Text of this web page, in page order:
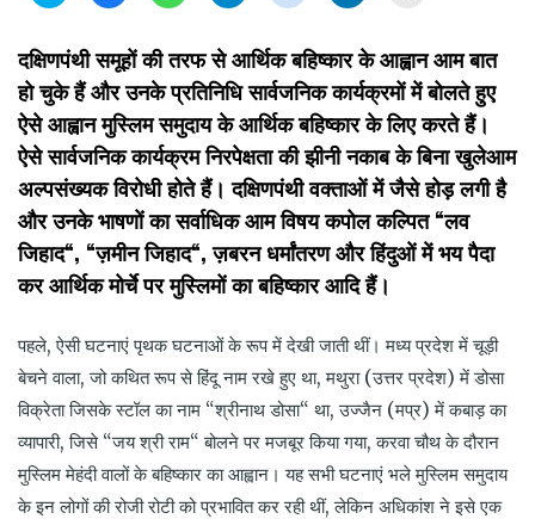
Twitter
(Opens
in
new
window)
Facebook
(Opens
in
new
window)
WhatsApp
(Opens
new
window)
Telegram
(Opens
new
window)
Reddit
(Opens
in
new
window)
LinkedIn
(Opens
in
new
window)
new
window)
दक्षिणपंथी समूहों की तरफ से आर्थिक बहिष्कार के आह्वान आम बात
हो चुके हैं और उनके प्रतिनिधि सार्वजनिक कार्यक्रमों में बोलते हुए
ऐसे आह्वान मुस्लिम समुदाय के आर्थिक बहिष्कार के लिए करते हैं।
ऐसे सार्वजनिक कार्यक्रम निरपेक्षता की झीनी नकाब के बिना खुलेआम
अल्पसंख्यक विरोधी होते हैं। दक्षिणपंथी वक्ताओं में जैसे होड़ लगी है
और उनके भाषणों का सर्वाधिक आम विषय कपोल कल्पित “लव
जिहाद“, “ज़मीन जिहाद“, ज़बरन धर्मांतरण और हिंदुओं में भय पैदा
कर आर्थिक मोर्चे पर मुस्लिमों का बहिष्कार आदि हैं।
पहले, ऐसी घटनाएं पृथक घटनाओं के रूप में देखी जाती थीं। मध्य प्रदेश में चूड़ी
बेचने वाला, जो कथित रूप से हिंदू नाम रखे हुए था, मथुरा (उत्तर प्रदेश) में डोसा
विक्रेता जिसके स्टॉल का नाम “श्रीनाथ डोसा“ था, उज्जैन (मप्र) में कबाड़ का
व्यापारी, जिसे “जय श्री राम“ बोलने पर मजबूर किया गया, करवा चौथ के दौरान
मुस्लिम मेहंदी वालों के बहिष्कार का आह्वान। यह सभी घटनाएं भले मुस्लिम समुदाय
के इन लोगों की रोजी रोटी को प्रभावित कर रही थीं, लेकिन अधिकांश ने इसे एक